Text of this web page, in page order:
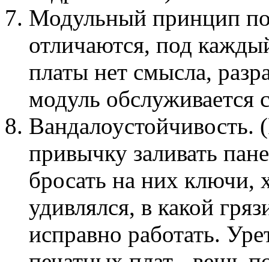
Модульный принцип
отличаются, под
платы нет смысла,
модуль обслуживается
привычку заливать
бросать на них ключи,
удивлялся, в какой
исправно работать.